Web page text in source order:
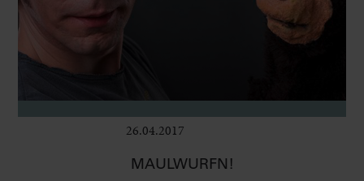
26.04.2017
MAULWURFN!